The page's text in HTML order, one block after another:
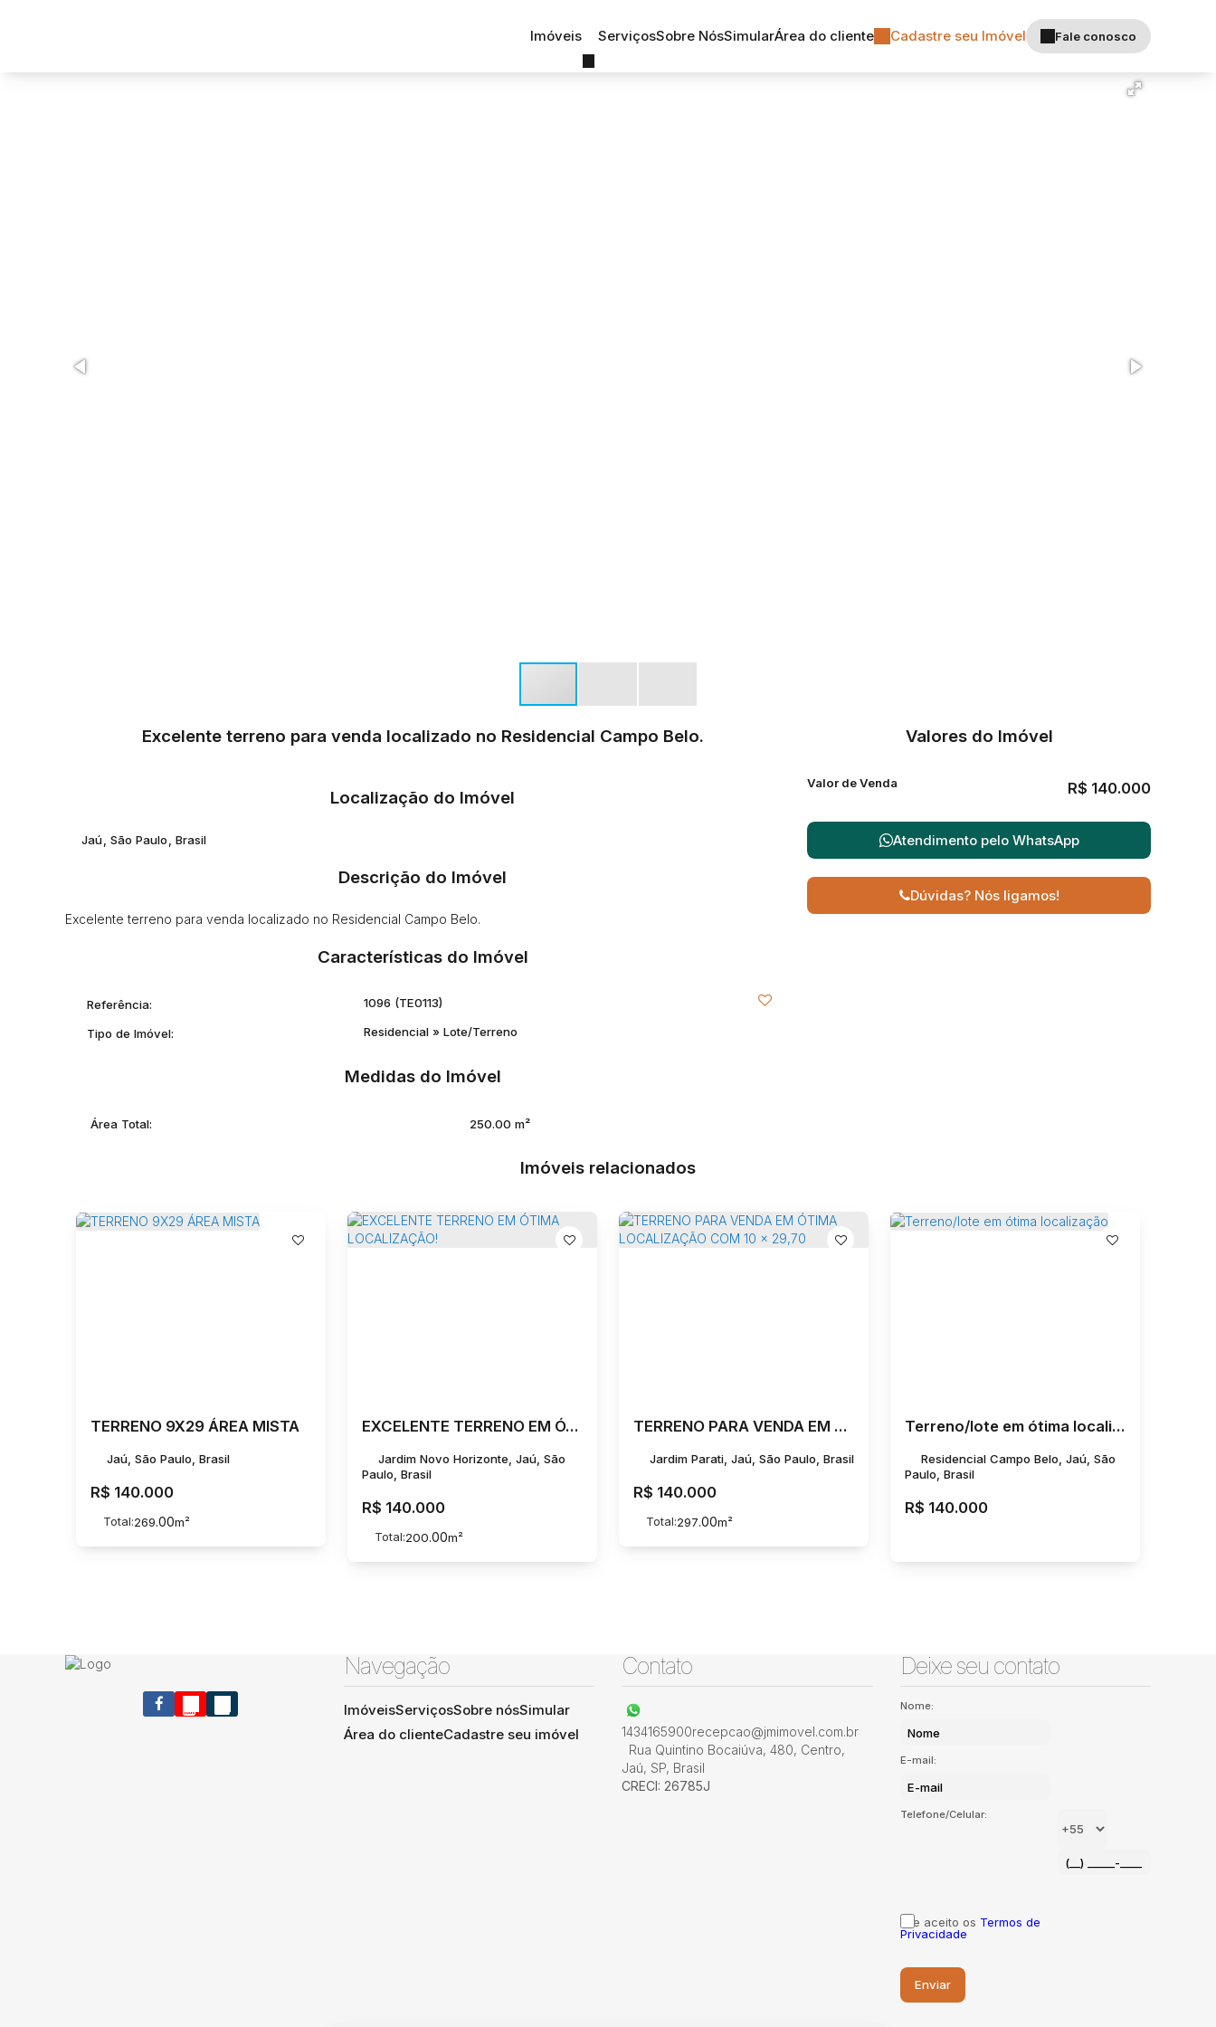
Fale conosco
Cadastre seu Imóvel
Área do cliente
Simular
Sobre Nós
Serviços
Imóveis
Excelente terreno para venda localizado no Residencial Campo Belo.
Localização do Imóvel
Jaú São Paulo Brasil
Descrição do Imóvel
Excelente terreno para venda localizado no Residencial Campo Belo.
Características do Imóvel
Referência: 1096 (TE0113)
Tipo de Imóvel: Residencial » Lote/Terreno
Medidas do Imóvel
Área Total: 250.00 m²
Valores do Imóvel
R$ 140.000
Valor de Venda
Atendimento pelo WhatsApp
Dúvidas? Nós ligamos!
Imóveis relacionados
TERRENO 9X29 ÁREA MISTA
R$ 140.000
Jaú, São Paulo, Brasil
Total:269.00m²
EXCELENTE TERRENO EM ÓTIMA LOCALIZAÇÃO!
R$ 140.000
Jardim Novo Horizonte, Jaú, São
Paulo, Brasil
Total:200.00m²
TERRENO PARA VENDA EM ÓTIMA LOCALIZAÇÃO COM 10 x 29,70
R$ 140.000
Jardim Parati, Jaú, São Paulo, Brasil
Total:297.00m²
Terreno/lote em ótima localização
R$ 140.000
Residencial Campo Belo, Jaú, São
Paulo, Brasil
Navegação
ImóveisServiçosSobre nósSimular
Área do clienteCadastre seu imóvel
Contato
1434165900recepcao@jmimovel.com.br
Rua Quintino Bocaiúva, 480, Centro,
Jaú, SP, Brasil
CRECI: 26785J
Deixe seu contato
Nome:
E-mail:
Telefone/Celular:
Li e aceito os Termos de
Privacidade